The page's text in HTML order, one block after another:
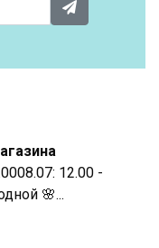
12.00 -
🌸...